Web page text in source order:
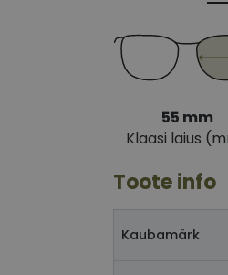
55 mm
Klaasi laius
Toote info
Kaubamärk